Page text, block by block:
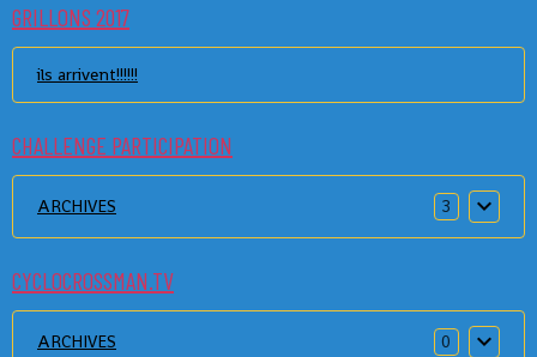
GRILLONS 2017
ils arrivent!!!!!!
CHALLENGE PARTICIPATION
ARCHIVES 3
CYCLOCROSSMAN.TV
ARCHIVES 0